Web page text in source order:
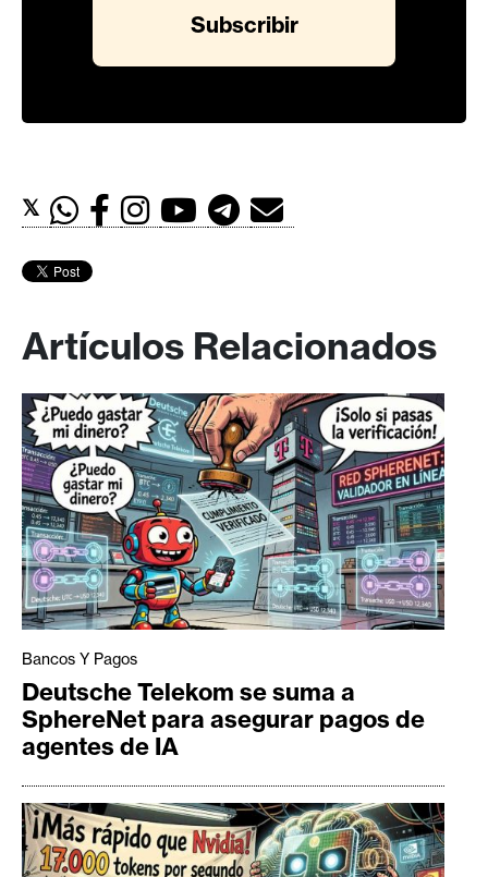
𝕏
Artículos Relacionados
Bancos Y Pagos
Deutsche Telekom se suma a
SphereNet para asegurar pagos de
agentes de IA